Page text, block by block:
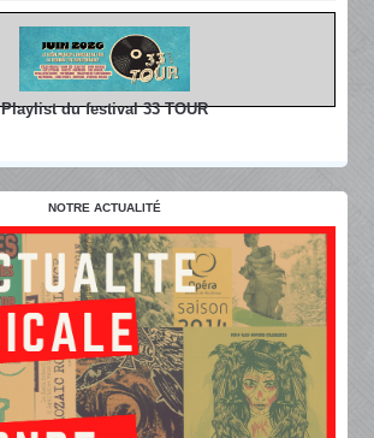
Playlist du festival 33 TOUR
NOTRE ACTUALITÉ